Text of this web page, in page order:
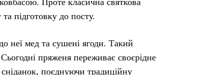
підготовку до посту.
неї мед та сушені ягоди. Такий
пряженя переживає своєрідне
поєднуючи традиційну